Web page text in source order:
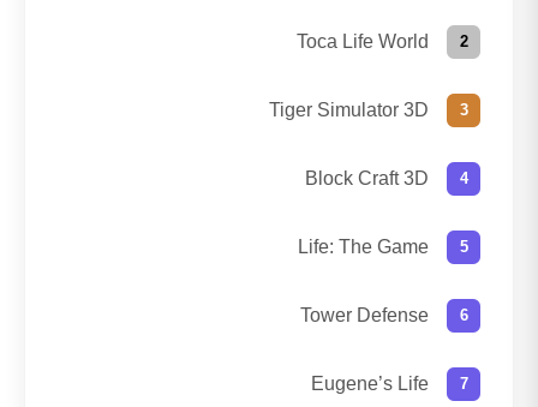
Toca Life World
Tiger Simulator 3D
Block Craft 3D
Life: The Game
Tower Defense
Eugene’s Life